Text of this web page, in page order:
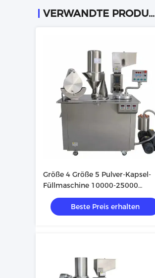
VERWANDTE PRODUKTE
Größe 4 Größe 5 Pulver-Kapsel-
Füllmaschine 10000-25000
Stück/Stunde Geschwindigkeit
Beste Preis erhalten